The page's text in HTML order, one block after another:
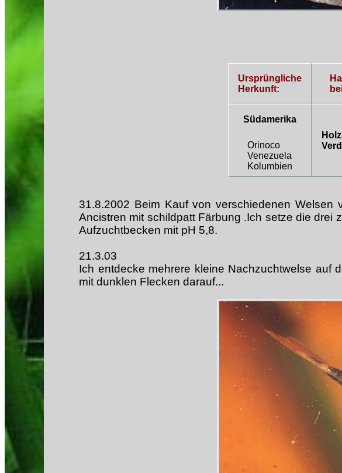
Ursprüngliche
Herkunft:
Südamerika
Orinoco
Venezuela
Kolumbien
31.8.2002 Beim Kauf von verschiedenen
Ancistren mit schildpatt Färbung .Ich setze die drei
Aufzuchtbecken mit pH 5,8.
21.3.03
Ich entdecke mehrere kleine Nachzuchtwelse auf
mit dunklen Flecken darauf...